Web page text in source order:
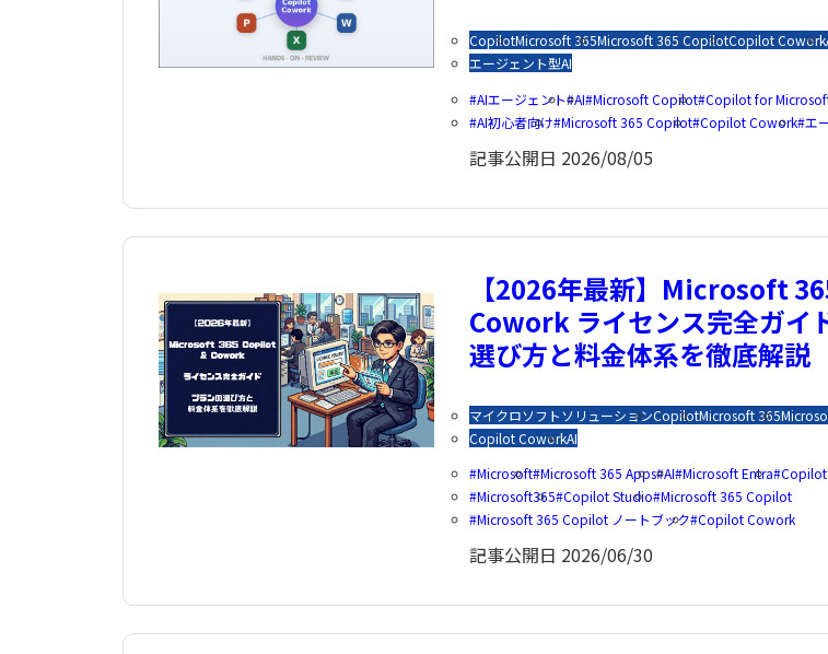
CopilotMicrosoft 365Microsoft 365 CopilotCopilot Cowork
エージェント型AI
AIエージェント AI Microsoft Copilot Copilot for
AI初心者向け Microsoft 365 Copilot Copilot Cowork エ
記事公開日 2026/08/05
【2026年最新】Microsoft
Cowork ライセンス完全ガイ
選び方と料金体系を徹底解説
マイクロソフトソリューションCopilotMicrosoft 365
Copilot CoworkAI
Microsoft Microsoft 365 Apps AI Microsoft Entra
Microsoft365 Copilot Studio Microsoft 365 Copilot
Microsoft 365 Copilot ノートブック Copilot Cowork
記事公開日 2026/06/30